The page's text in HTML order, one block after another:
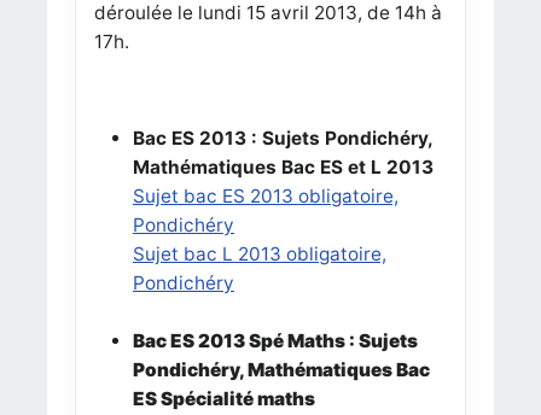
déroulée le lundi 15 avril 2013, de 14h à
17h.
Bac ES 2013 : Sujets Pondichéry,
Mathématiques Bac ES et L 2013
Sujet bac ES 2013 obligatoire,
Pondichéry
Sujet bac L 2013 obligatoire,
Pondichéry
Bac ES 2013 Spé Maths : Sujets
Pondichéry, Mathématiques Bac
ES Spécialité maths